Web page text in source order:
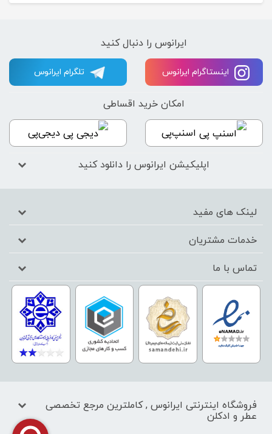
ایرانوس را دنبال کنید
تلگرام ایرانوس اینستاگرام ایرانوس
امکان خرید اقساطی
اسنپ‌پی دیجی‌پی
اپلیکیشن ایرانوس را دانلود کنید
لینک های مفید
خدمات مشتریان
تماس با ما
فروشگاه اینترنتی ایرانوس , کاملترین مرجع تخصصی
عطر و ادکلن